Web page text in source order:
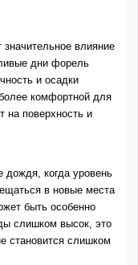
влияние
дни форель
и осадки
комфортной для
поверхность и
дождя, когда уровень
в новые места
быть особенно
слишком высок, это
становится слишком